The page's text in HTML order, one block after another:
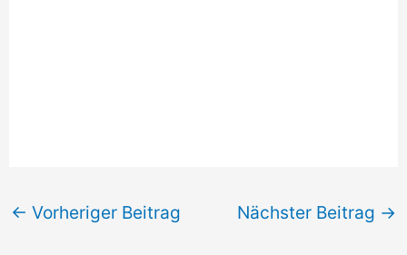
← Vorheriger Beitrag Nächster Beitrag →